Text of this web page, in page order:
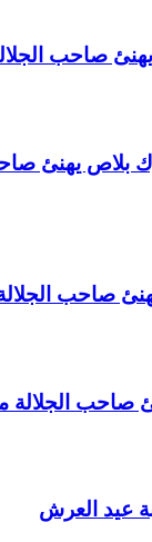
بمناسبة الذكرى
بارك بلاص
بمناسبة الذكرى
محمد السادس
عيد العرش